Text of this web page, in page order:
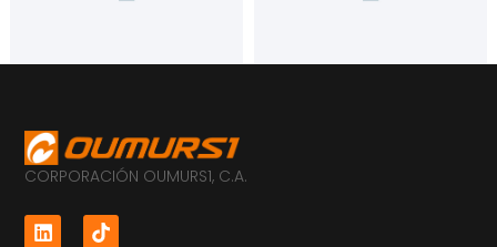
CORPORACIÓN OUMURS1, C.A.